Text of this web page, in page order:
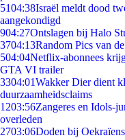
5104:38Israël meldt dood
aangekondigd
904:27Ontslagen bij Halo
3704:13Random Pics van
504:04Netflix-abonnees
GTA VI trailer
3304:01Wakker Dier dient
duurzaamheidsclaims
1203:56Zangeres en Idols-
overleden
2703:06Doden bij